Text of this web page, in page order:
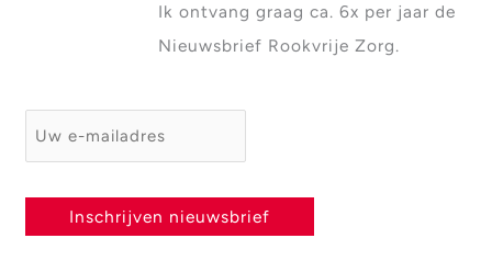
Ik ontvang graag ca. 6x per jaar de
Nieuwsbrief Rookvrije Zorg.
E-mailadres *
Inschrijven nieuwsbrief